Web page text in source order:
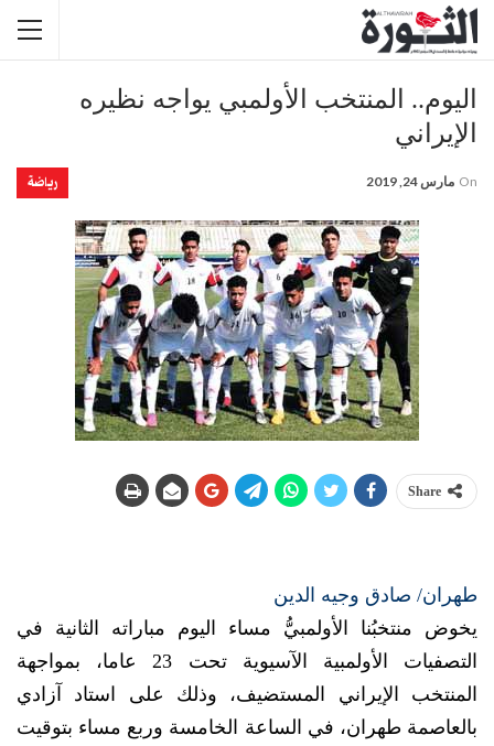
اليوم.. المنتخب الأولمبي يواجه نظيره
الإيراني
رياضة On مارس 24, 2019
Share
طهران/ صادق وجيه الدين
يخوض منتخبُنا الأولمبيُّ مساء اليوم مباراته الثانية في
التصفيات الأولمبية الآسيوية تحت 23 عاما، بمواجهة
المنتخب الإيراني المستضيف، وذلك على استاد آزادي
بالعاصمة طهران، في الساعة الخامسة وربع مساء بتوقيت